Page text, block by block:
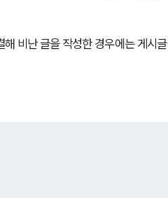
비난 글을 작성한 경우에는 게시